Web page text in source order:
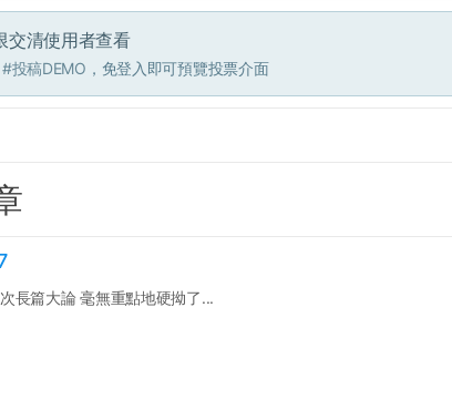
交清使用者查看
#投稿DEMO ，免登入即可預覽投票介面
長篇大論 毫無重點地硬拗了...